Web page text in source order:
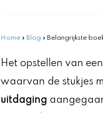
Home » Blog » Belangrijkste
Het opstellen van een
waarvan de stukjes
uitdaging